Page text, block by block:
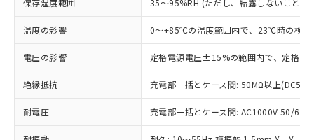
保存湿度範囲 35～95%RH (ただし、結露しないこと)
温度の影響 0～+85℃の温度範囲内で、23℃時の検
電圧の影響 定格電源電圧±15%の範囲内で、定格電
絶縁抵抗 充電部一括とケース間: 50MΩ以上
耐電圧 充電部一括とケース間: AC1000V 50/
本サービスは、当社制御機器事業取扱
商品の当社在庫状況および標準価格
(税抜)を提供させていただくもので
当社制御機器事業取扱商品の中には、
本サービスの対象外となる商品もある
ことをご了承ください。
在庫状況および標準価格照会結果は、
記載している更新日時点での社内デー
調査・確認中：EU RoHS指令（10物質）の
非含有の対応状況を調査中または確認中の
商品です。
非該当品：ライセンス料など無形物で、有
害物質有無と関係のない商品です。
いたものが、含有品と判明した場合などや
むを得ず変更することがあります。
*EU RoHS指令（10物質）：
※1 中国RoHS○×表
「○」：最大均質材料含有率が中国RoHSの
基準値以下であることを示します。
「×」：最大均質材料含有率が中国RoHSの
基準値を超えていることを示します。
為替および外国貿易法に定める商品
（以下｢規制貨物等」という）を輸出